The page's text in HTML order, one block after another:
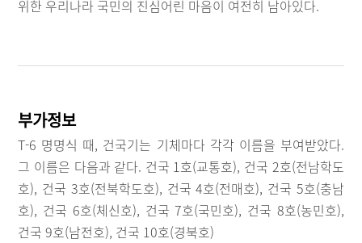
위한 우리나라 국민의 진심어린 마음이 여전히 남아있다.
부가정보
T-6 명명식 때, 건국기는 기체마다 각각 이름을 부여받았다.
그 이름은 다음과 같다. 건국 1호(교통호), 건국 2호(전남학도
호), 건국 3호(전북학도호), 건국 4호(전매호), 건국 5호(충남
호), 건국 6호(체신호), 건국 7호(국민호), 건국 8호(농민호),
건국 9호(남전호), 건국 10호(경북호)